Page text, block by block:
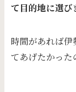
て目的地に選び
時間があれば伊
てあげたかった